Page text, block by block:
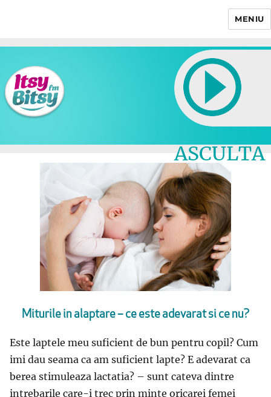
MENIU
ASCULTA
LIVE
Miturile in alaptare – ce este adevarat si ce nu?
Este laptele meu suficient de bun pentru copil? Cum
imi dau seama ca am suficient lapte? E adevarat ca
berea stimuleaza lactatia? – sunt cateva dintre
intrebarile care-i trec prin minte oricarei femei